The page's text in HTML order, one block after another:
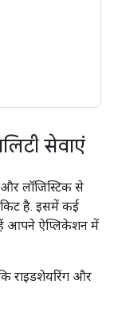
सेवाएं
और लॉजिस्टिक से
है. इसमें कई
आपने ऐप्लिकेशन में
राइडशेयरिंग और